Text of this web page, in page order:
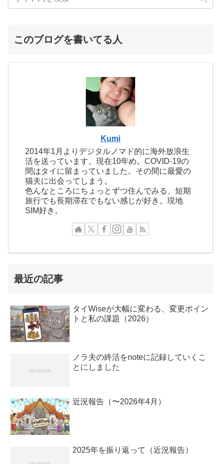
このブログを書いてる人
Kumi
2014年1月よりデジタルノマド的に海外放浪生
活を送っています。現在10年め。COVID-19の
間はタイに留まっていました。その間に最愛の
猫夫に出会ってしまう。
色んなところにちょっとずつ住んでみる、短期
旅行でも長期滞在でもない感じが好き。現地
SIM好き。
最近の記事
タイWiseが大幅に変わる、変更ポイン
トと私の課題（2026）
ノラ夫の終活をnoteに記録していくこ
とにしました
近況報告（〜2026年4月）
2025年を振り返って（近況報告）